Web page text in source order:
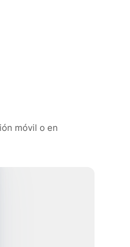
móvil o en